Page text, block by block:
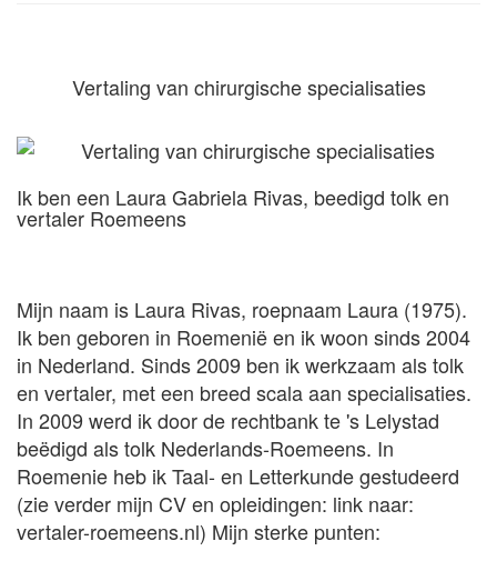
Vertaling van chirurgische specialisaties
Ik ben een Laura Gabriela Rivas, beedigd tolk en
vertaler Roemeens
Mijn naam is Laura Rivas, roepnaam Laura (1975).
Ik ben geboren in Roemenië en ik woon sinds 2004
in Nederland. Sinds 2009 ben ik werkzaam als tolk
en vertaler, met een breed scala aan specialisaties.
In 2009 werd ik door de rechtbank te 's Lelystad
beëdigd als tolk Nederlands-Roemeens. In
Roemenie heb ik Taal- en Letterkunde gestudeerd
(zie verder mijn CV en opleidingen: link naar:
vertaler-roemeens.nl) Mijn sterke punten: